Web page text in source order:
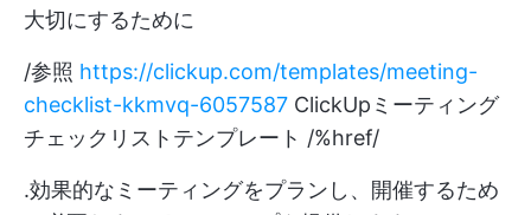
大切にするために
/参照 https://clickup.com/templates/meeting-
checklist-kkmvq-6057587 ClickUpミーティング
チェックリストテンプレート /%href/
.効果的なミーティングをプランし、開催するため